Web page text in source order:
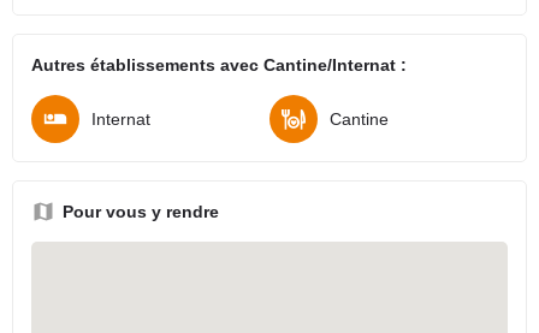
Autres établissements avec Cantine/Internat :
Internat Cantine
Pour vous y rendre